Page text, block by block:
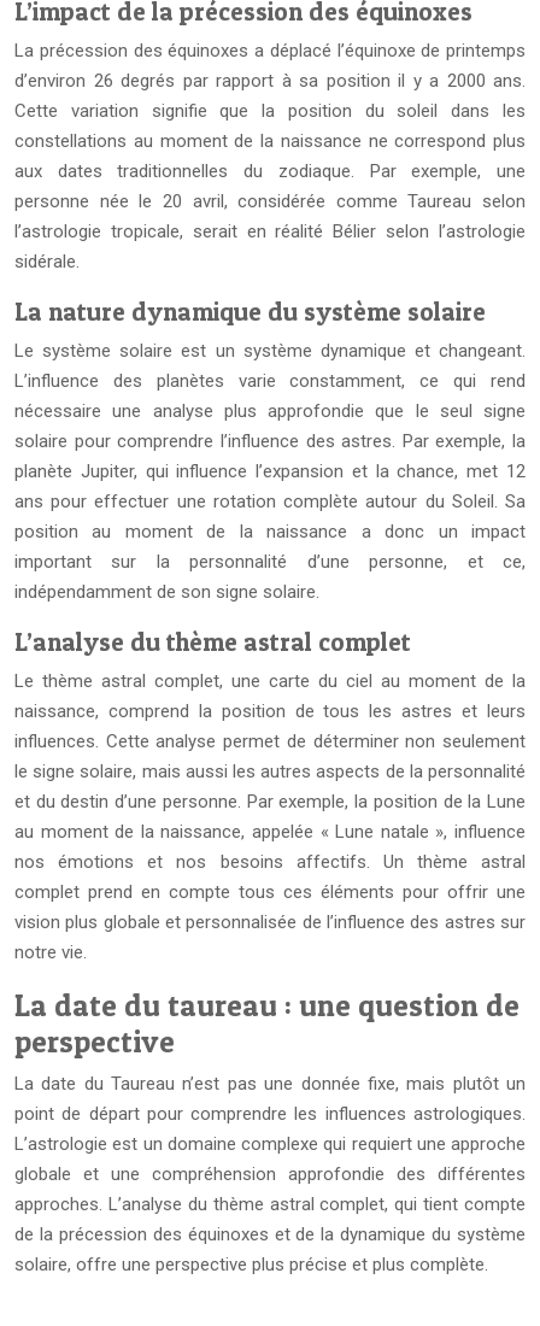
L’impact de la précession des équinoxes
La précession des équinoxes a déplacé l’équinoxe de printemps
d’environ 26 degrés par rapport à sa position il y a 2000 ans.
Cette variation signifie que la position du soleil dans les
constellations au moment de la naissance ne correspond plus
aux dates traditionnelles du zodiaque. Par exemple, une
personne née le 20 avril, considérée comme Taureau selon
l’astrologie tropicale, serait en réalité Bélier selon l’astrologie
sidérale.
La nature dynamique du système solaire
Le système solaire est un système dynamique et changeant.
L’influence des planètes varie constamment, ce qui rend
nécessaire une analyse plus approfondie que le seul signe
solaire pour comprendre l’influence des astres. Par exemple, la
planète Jupiter, qui influence l’expansion et la chance, met 12
ans pour effectuer une rotation complète autour du Soleil. Sa
position au moment de la naissance a donc un impact
important sur la personnalité d’une personne, et ce,
indépendamment de son signe solaire.
L’analyse du thème astral complet
Le thème astral complet, une carte du ciel au moment de la
naissance, comprend la position de tous les astres et leurs
influences. Cette analyse permet de déterminer non seulement
le signe solaire, mais aussi les autres aspects de la personnalité
et du destin d’une personne. Par exemple, la position de la Lune
au moment de la naissance, appelée « Lune natale », influence
nos émotions et nos besoins affectifs. Un thème astral
complet prend en compte tous ces éléments pour offrir une
vision plus globale et personnalisée de l’influence des astres sur
notre vie.
La date du taureau : une question de
perspective
La date du Taureau n’est pas une donnée fixe, mais plutôt un
point de départ pour comprendre les influences astrologiques.
L’astrologie est un domaine complexe qui requiert une approche
globale et une compréhension approfondie des différentes
approches. L’analyse du thème astral complet, qui tient compte
de la précession des équinoxes et de la dynamique du système
solaire, offre une perspective plus précise et plus complète.